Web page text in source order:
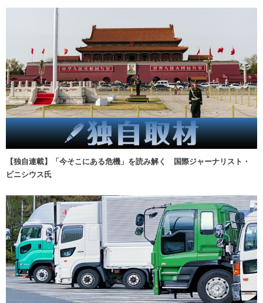
【独自連載】「今そこにある危機」を読み解く 国際ジャーナリスト・
ビニシウス氏